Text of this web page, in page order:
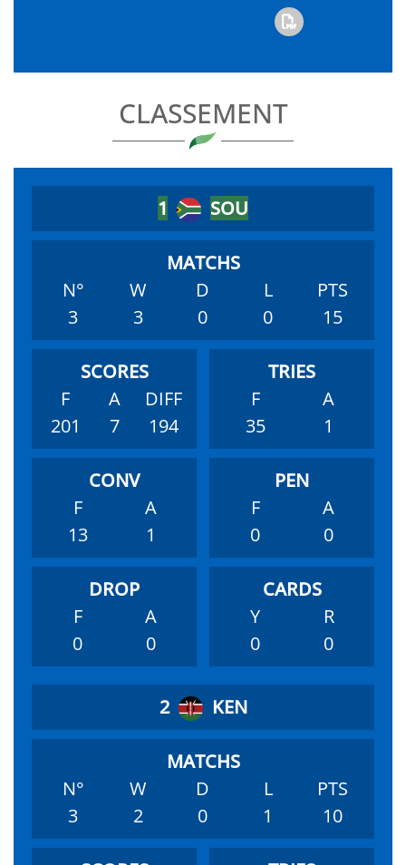
CLASSEMENT
1 SOU
N° W D L
PTS
3
3 0 0 15
F A
DIFF
201
7 194
F
A
35
1
F
A
13
1
F
A
0
0
F
A
0
0
Y
R
0
0
2 KEN
N° W D L
PTS
3
2 0 1 10